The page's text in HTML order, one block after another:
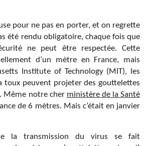
pour ne pas en porter, et on regrette
été rendu obligatoire, chaque fois que
ne peut être respectée. Cette
d’un mètre en France, mais
Institute of Technology (MIT), les
toux peuvent projeter des gouttelettes
Même notre cher ministère de la Santé
de 6 mètres. Mais c’était en janvier
la transmission du virus se fait